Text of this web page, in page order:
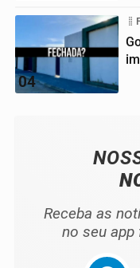
04
Receba as
no seu app